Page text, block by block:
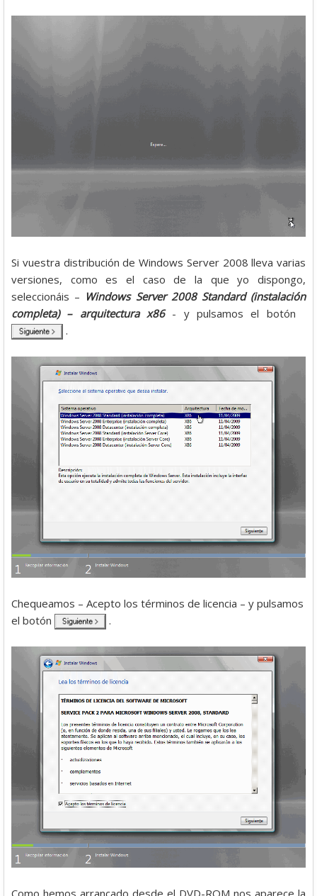
Si vuestra distribución de Windows Server 2008 lleva varias
versiones, como es el caso de la que yo dispongo,
seleccionáis – Windows Server 2008 Standard (instalación
completa) – arquitectura x86- y pulsamos el botón
.
Chequeamos – Acepto los términos de licencia – y pulsamos
el botón
.